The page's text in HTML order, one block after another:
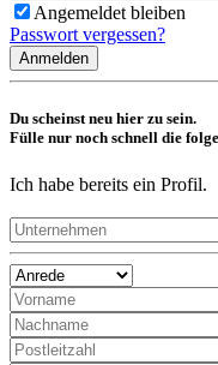
Angemeldet bleiben
Passwort vergessen?
Anmelden
Du scheinst neu hier zu sein.
Fülle nur noch schnell die
Ich habe bereits ein Profil.